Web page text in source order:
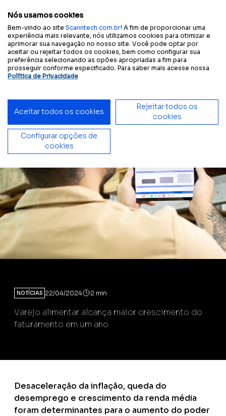
experiência acessível:
Início Blog Varejo alimentar alcança maior crescimento do faturamento em um ano
NOTÍCIAS 22/04/2024 2 min
Varejo alimentar alcança maior crescimento do
faturamento em um ano
Desaceleração da inflação, queda do
desemprego e crescimento da renda média
foram determinantes para o aumento do poder
Nós usamos cookies
Bem-vindo ao site Scanntech.com.br! A fim de proporcionar uma
experiência mais relevante, nós utilizamos cookies para otimizar e
aprimorar sua navegação no nosso site. Você pode optar por
aceitar ou rejeitar todos os cookies, bem como configurar sua
preferência selecionando as opões apropriadas a fim para
prosseguir conforme especificado. Para saber mais acesse nossa
Política de Privacidade
Aceitar todos os cookies
Rejeitar todos os
cookies
Configurar opções de
cookies